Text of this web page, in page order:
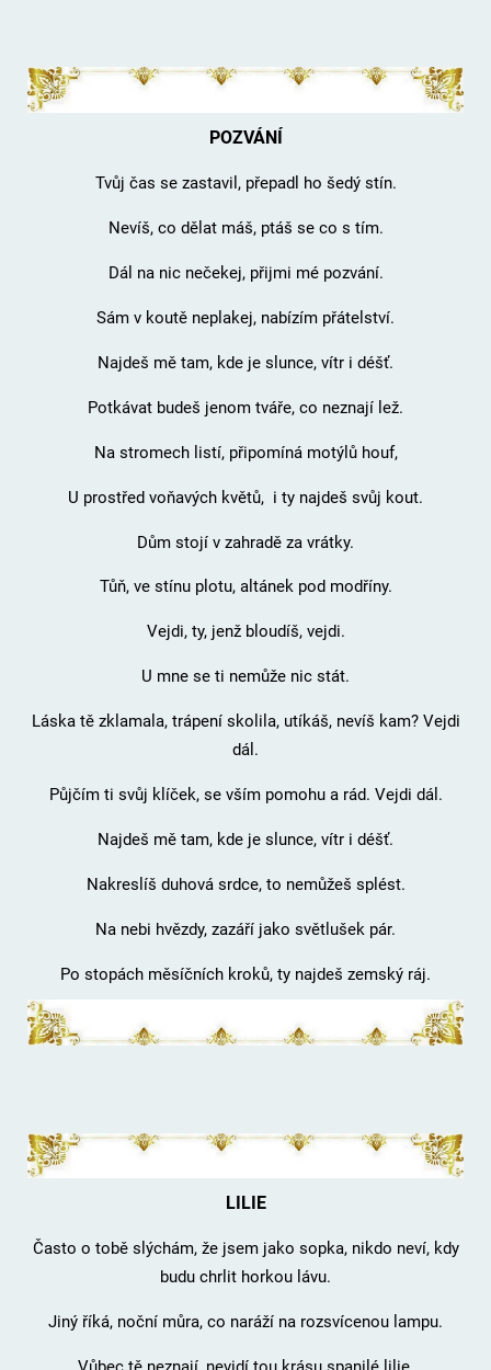
POZVÁNÍ
Tvůj čas se zastavil, přepadl ho šedý stín.
Nevíš, co dělat máš, ptáš se co s tím.
Dál na nic nečekej, přijmi mé pozvání.
Sám v koutě neplakej, nabízím přátelství.
Najdeš mě tam, kde je slunce, vítr i déšť.
Potkávat budeš jenom tváře, co neznají lež.
Na stromech listí, připomíná motýlů houf,
U prostřed voňavých květů, i ty najdeš svůj kout.
Dům stojí v zahradě za vrátky.
Tůň, ve stínu plotu, altánek pod modříny.
Vejdi, ty, jenž bloudíš, vejdi.
U mne se ti nemůže nic stát.
Láska tě zklamala, trápení skolila, utíkáš, nevíš kam? Vejdi
dál.
Půjčím ti svůj klíček, se vším pomohu a rád. Vejdi dál.
Najdeš mě tam, kde je slunce, vítr i déšť.
Nakreslíš duhová srdce, to nemůžeš splést.
Na nebi hvězdy, zazáří jako světlušek pár.
Po stopách měsíčních kroků, ty najdeš zemský ráj.
LILIE
Často o tobě slýchám, že jsem jako sopka, nikdo neví, kdy
budu chrlit horkou lávu.
Jiný říká, noční můra, co naráží na rozsvícenou lampu.